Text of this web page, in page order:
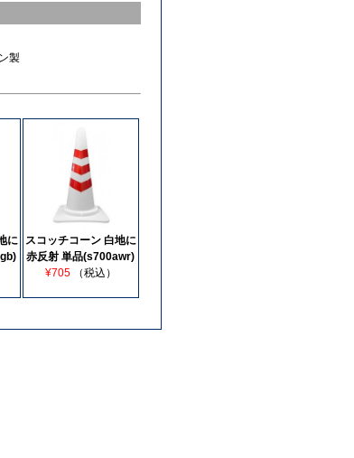
製
に
スコッチコーン 白地に
赤反射 単品(s700awr)
¥705
（税込）